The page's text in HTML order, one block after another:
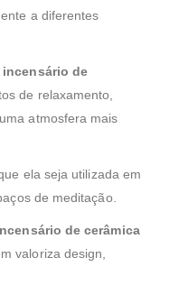
a diferentes
incensário de
de relaxamento,
atmosfera mais
ela seja utilizada em
de meditação.
de cerâmica
valoriza design,